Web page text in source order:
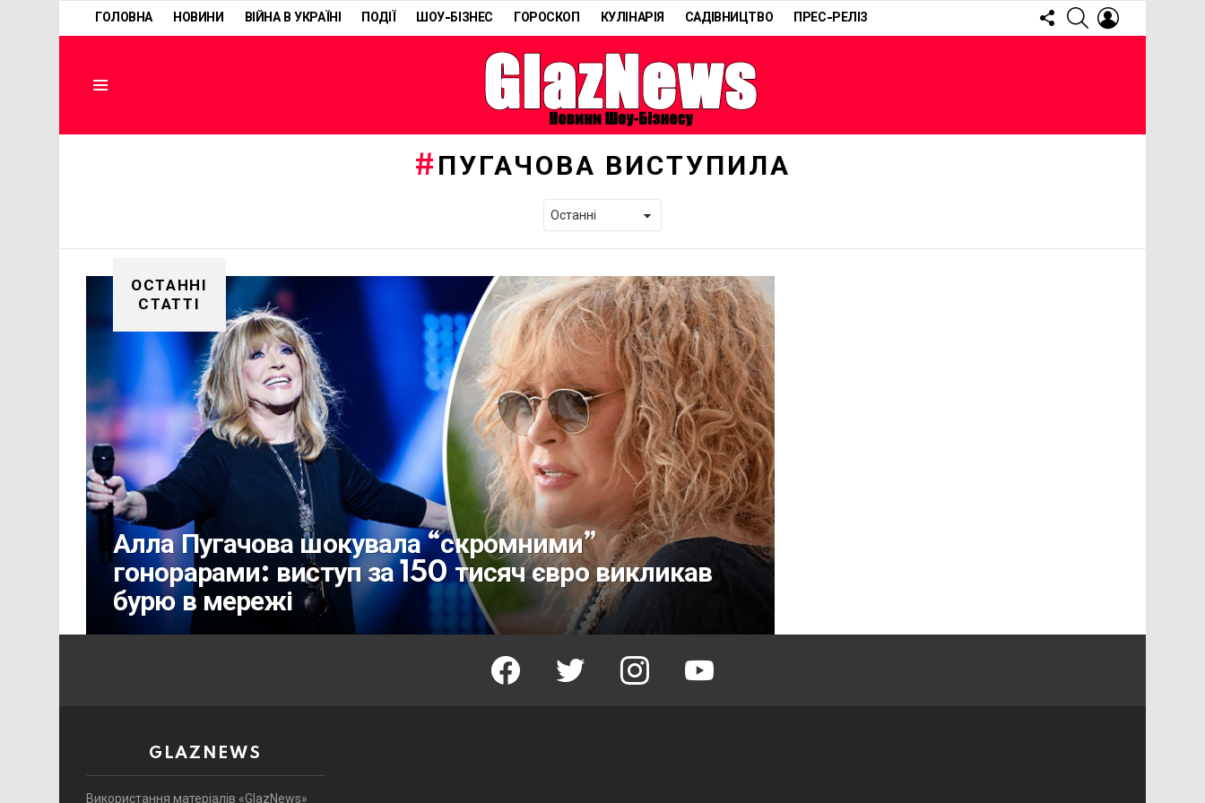
ГОЛОВНА НОВИНИ ВІЙНА В УКРАЇНІ ПОДІЇ ШОУ-БІЗНЕС ГОРОСКОП КУЛІНАРІЯ САДІВНИЦТВО ПРЕС-РЕЛІЗ
FOLLOW
US
SEARCH
ПУГАЧОВА ВИСТУПИЛА
ОСТАННІ
СТАТТІ
Алла Пугачова шокувала “скромними”
гонорарами: виступ за 150 тисяч євро викликав
бурю в мережі
facebook twitter instagram youtube
GLAZNEWS
Використання матеріалів «GlazNews»